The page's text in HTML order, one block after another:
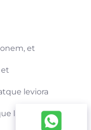
et
leviora
labiorum